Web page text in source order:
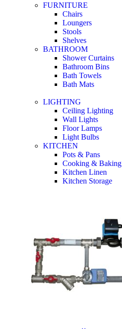
FURNITURE
Chairs
Loungers
Stools
Shelves
BATHROOM
Shower Curtains
Bathroom Bins
Bath Towels
Bath Mats
LIGHTING
Ceiling Lighting
Wall Lights
Floor Lamps
Light Bulbs
KITCHEN
Pots & Pans
Cooking & Baking
Kitchen Linen
Kitchen Storage